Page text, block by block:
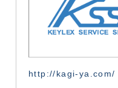
http://kagi-ya.com/